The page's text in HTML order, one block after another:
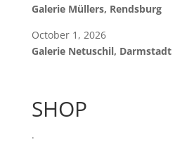
Galerie Müllers, Rendsburg
October 1, 2026
Galerie Netuschil, Darmstadt
SHOP
.